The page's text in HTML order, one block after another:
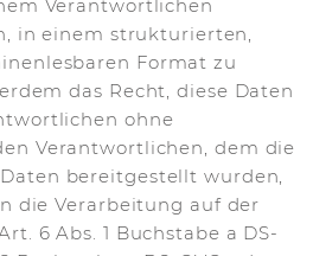
Verantwortlichen
in einem strukturierten,
Format zu
das Recht, diese Daten
ohne
Verantwortlichen, dem die
bereitgestellt wurden,
die Verarbeitung auf der
6 Abs. 1 Buchstabe a DS-